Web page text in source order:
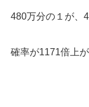
480万分の１が、
確率が1171倍上が